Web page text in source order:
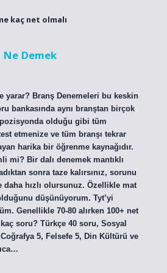
kaç net olmalı
Ne Demek
yarar? Branş Denemeleri bu keskin
bankasında aynı branştan birçok
olduğu gibi tüm
etmenize ve tüm branşı tekrar
harika bir öğrenme kaynağıdır.
mi? Bir dalı denemek mantıklı
sonra taze kalırsınız, sorunu
hızlı olursunuz. Özellikle mat
düşünüyorum. Tyt’yi
Genellikle 70-80 alırken 100+ net
soru? Türkçe 40 soru, Sosyal
5, Felsefe 5, Din Kültürü ve